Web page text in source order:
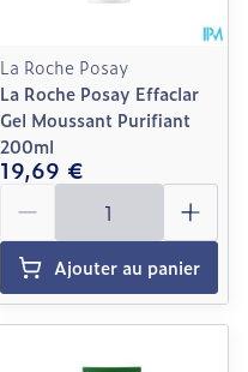
La Roche Posay
La Roche Posay Effaclar
Gel Moussant Purifiant
200ml
19,69 €
Quantité
Ajouter au panier